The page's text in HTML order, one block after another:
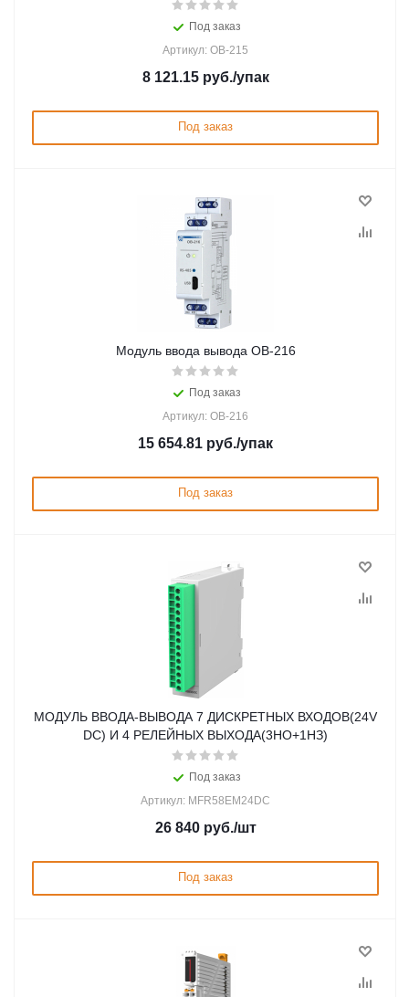
Под заказ
Артикул: ОВ-215
8 121.15руб./упак
Под заказ
Модуль ввода вывода ОВ-216
Под заказ
Артикул: ОВ-216
15 654.81 руб./упак
Под заказ
МОДУЛЬ ВВОДА-ВЫВОДА 7 ДИСКРЕТНЫХ ВХОДОВ(24V
DC) И 4 РЕЛЕЙНЫХ ВЫХОДА(3НО+1НЗ)
Под заказ
Артикул: MFR58EM24DC
26 840руб./шт
Под заказ